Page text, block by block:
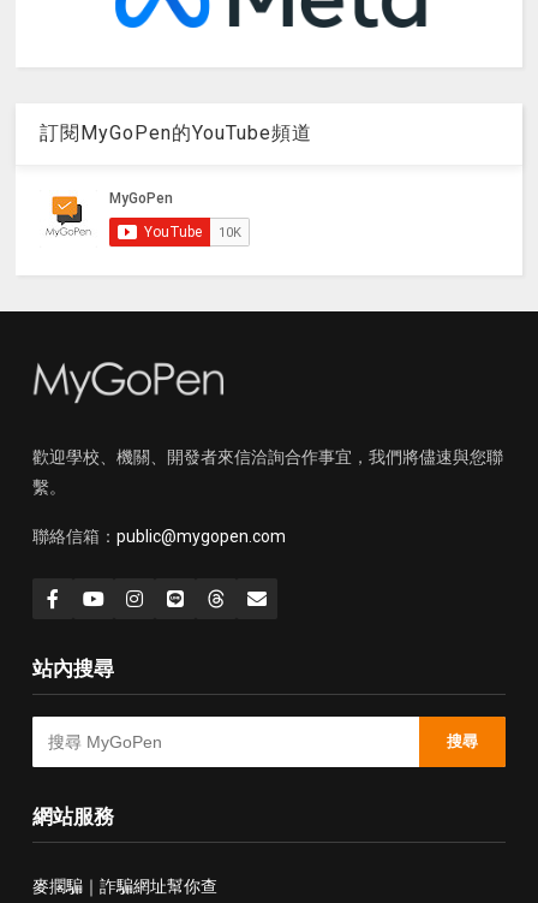
訂閱MyGoPen的YouTube頻道
歡迎學校、機關、開發者來信洽詢合作事宜，我們將儘速與您聯
繫。
聯絡信箱： public@mygopen.com
站內搜尋
搜尋
網站服務
麥擱騙｜詐騙網址幫你查